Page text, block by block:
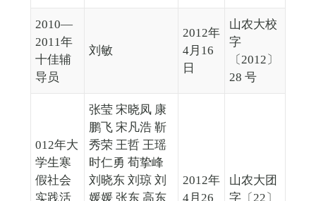
2010—
2011年
十佳辅
导员
刘敏
2012年
4月16
日
山农大校
字
〔2012〕
28 号
012年大
学生寒
假社会
实践活
张莹 宋晓凤 康
鹏飞 宋凡浩 靳
秀荣 王哲 王瑶
时仁勇 荀挚峰
刘晓东 刘琼 刘
媛媛 张东 高东
2012年
4月26
山农大团
字〔22〕